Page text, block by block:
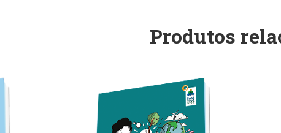
Produtos